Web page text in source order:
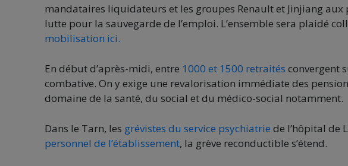
mandataires liquidateurs et les groupes Renault et Jinjiang aux
lutte pour la sauvegarde de l’emploi. L’ensemble sera plaidé
mobilisation ici.
En début d’après-midi, entre 1000 et 1500 retraités convergent
combative. On y exige une revalorisation immédiate des
domaine de la santé, du social et du médico-social notamment.
Dans le Tarn, les grévistes du service psychiatrie de l’hôpital de
personnel de l’établissement, la grève reconductible s’étend.